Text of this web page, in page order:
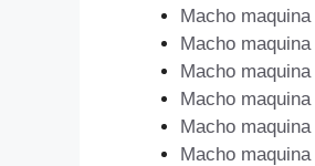
Macho
Macho
Macho
Macho
Macho
Macho